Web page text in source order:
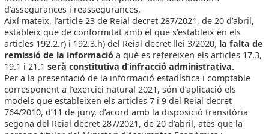
d’assegurances i reassegurances.
Així mateix, l’article 23 de Reial decret 287/2021, de 20 d’abril,
estableix que de conformitat amb el que s’estableix en els
articles 192.2.r) i 192.3.h) del Reial decret llei 3/2020, la falta de
remissió de la informació a què es refereixen els articles 17.3,
19.1 i 21.1serà constitutiva d’infracció administrativa.
Per a la presentació de la informació estadística i comptable
corresponent a l’exercici natural 2021, són d’aplicació els
models que estableixen els articles 7 i 9 del Reial decret
764/2010, d’11 de juny, d’acord amb la disposició transitòria
segona del Reial decret 287/2021, de 20 d’abril, atès que la